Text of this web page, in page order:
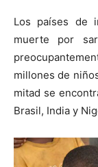
Los países de
muerte por
millones de
mitad se
Brasil, India y